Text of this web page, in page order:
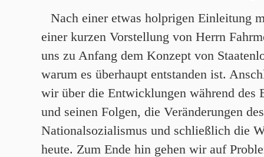
Nach einer etwas holprigen Einleitung
einer kurzen Vorstellung von Herrn
uns zu Anfang dem Konzept von
warum es überhaupt entstanden ist.
wir über die Entwicklungen während des
und seinen Folgen, die Veränderungen
Nationalsozialismus und schließlich die
heute. Zum Ende hin gehen wir auf